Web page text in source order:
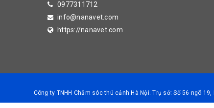
0977311712
info@nanavet.com
https://nanavet.com
Công ty TNHH Chăm sóc thú cảnh Hà Nội. Trụ sở: Số 56 ngõ